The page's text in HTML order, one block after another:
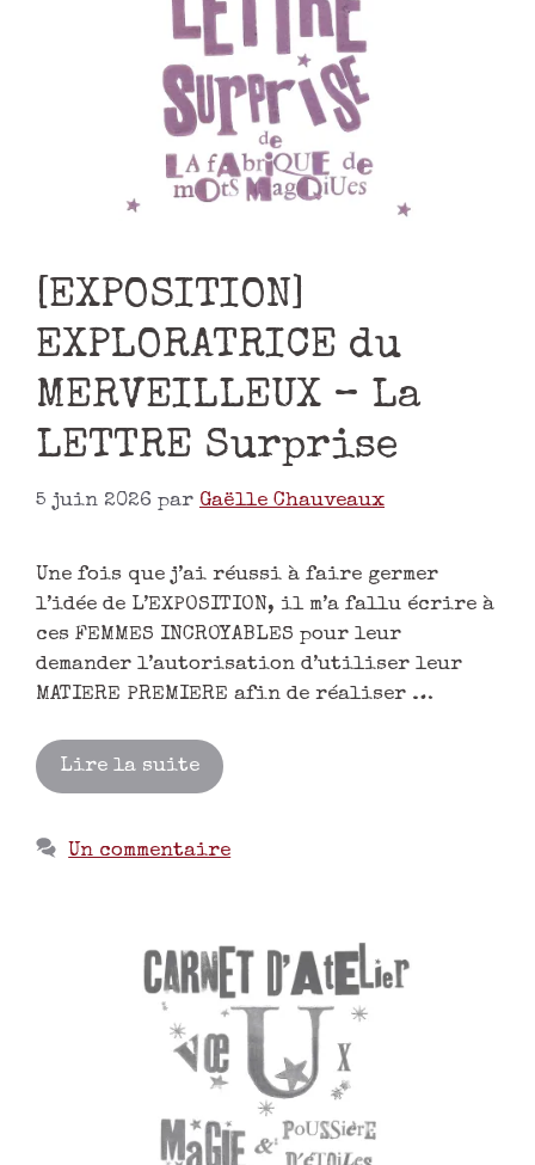
[EXPOSITION]
EXPLORATRICE du
MERVEILLEUX – La
LETTRE Surprise
5 juin 2026 par Gaëlle Chauveaux
Une fois que j’ai réussi à faire germer
l’idée de L’EXPOSITION, il m’a fallu écrire à
ces FEMMES INCROYABLES pour leur
demander l’autorisation d’utiliser leur
MATIERE PREMIERE afin de réaliser …
Lire la suite
Un commentaire